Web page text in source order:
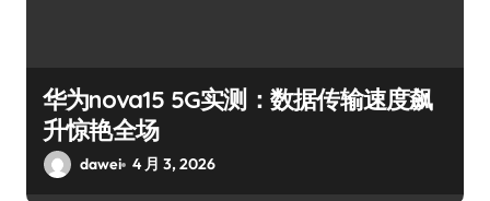
华为nova15 5G实测：数据传输速度飙
升惊艳全场
dawei 4 月 3, 2026